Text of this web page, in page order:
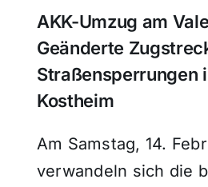
AKK-Umzug am
Geänderte
Straßensperrungen
Kostheim
Am Samstag, 14.
verwandeln sich die